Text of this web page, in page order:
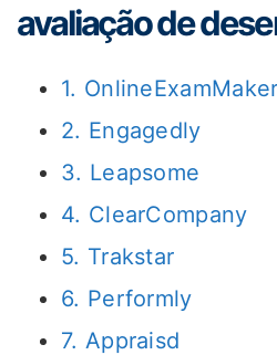
avaliação de
1. OnlineExamMaker
2. Engagedly
3. Leapsome
4. ClearCompany
5. Trakstar
6. Performly
7. Appraisd